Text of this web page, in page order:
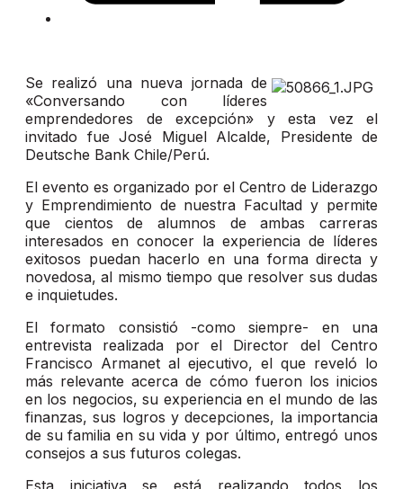
Se realizó una nueva jornada de
«Conversando con líderes
emprendedores de excepción» y esta vez el
invitado fue José Miguel Alcalde, Presidente de
Deutsche Bank Chile/Perú.
El evento es organizado por el Centro de Liderazgo
y Emprendimiento de nuestra Facultad y permite
que cientos de alumnos de ambas carreras
interesados en conocer la experiencia de líderes
exitosos puedan hacerlo en una forma directa y
novedosa, al mismo tiempo que resolver sus dudas
e inquietudes.
El formato consistió -como siempre- en una
entrevista realizada por el Director del Centro
Francisco Armanet al ejecutivo, el que reveló lo
más relevante acerca de cómo fueron los inicios
en los negocios, su experiencia en el mundo de las
finanzas, sus logros y decepciones, la importancia
de su familia en su vida y por último, entregó unos
consejos a sus futuros colegas.